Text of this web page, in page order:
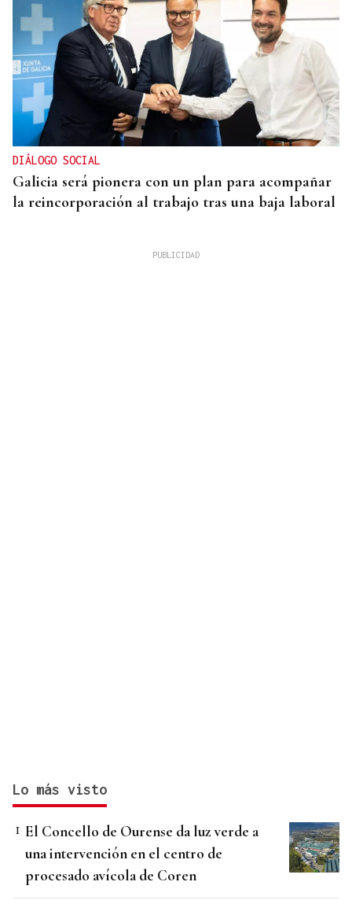
DIÁLOGO SOCIAL
Galicia será pionera con un plan para acompañar
la reincorporación al trabajo tras una baja laboral
Lo más visto
El Concello de Ourense da luz verde a
una intervención en el centro de
procesado avícola de Coren